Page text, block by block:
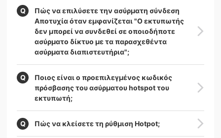
Πώς να επιλύσετε την ασύρματη σύνδεση
Αποτυχία όταν εμφανίζεται "Ο εκτυπωτής
δεν μπορεί να συνδεθεί σε οποιοδήποτε
ασύρματο δίκτυο με τα παρασχεθέντα
ασύρματα διαπιστευτήρια";
Ποιος είναι ο προεπιλεγμένος κωδικός
πρόσβασης του ασύρματου hotspot του
εκτυπωτή;
Πώς να κλείσετε τη ρύθμιση Hotpot;